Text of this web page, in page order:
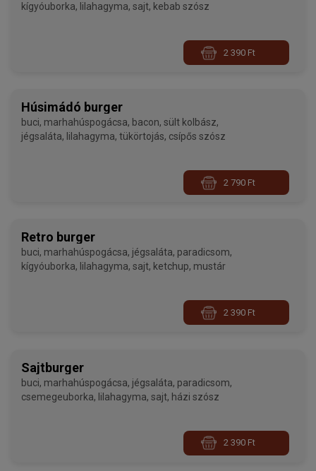
kígyóuborka, lilahagyma, sajt, kebab szósz
2 390 Ft
Húsimádó burger
buci, marhahúspogácsa, bacon, sült kolbász,
jégsaláta, lilahagyma, tükörtojás, csípős szósz
2 790 Ft
Retro burger
buci, marhahúspogácsa, jégsaláta, paradicsom,
kígyóuborka, lilahagyma, sajt, ketchup, mustár
2 390 Ft
Sajtburger
buci, marhahúspogácsa, jégsaláta, paradicsom,
csemegeuborka, lilahagyma, sajt, házi szósz
2 390 Ft